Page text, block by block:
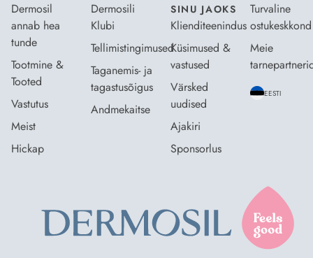
Dermosil
annab hea
tunde
Tootmine &
Tooted
Vastutus
Meist
Hickap
Dermosili
Klubi
Tellimistingimused
Taganemis- ja
tagastusõigus
Andmekaitse
SINU JAOKS
Klienditeenindus
Küsimused &
vastused
Värsked
uudised
Ajakiri
Sponsorlus
Turvaline
ostukeskkond
Meie
EESTI